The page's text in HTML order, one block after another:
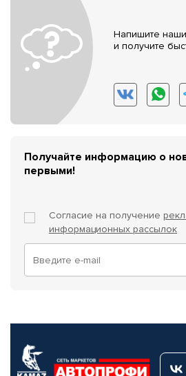
Напишите
и получите
Получайте информацию о
первыми!
Согласие на получение
информационных рассылок